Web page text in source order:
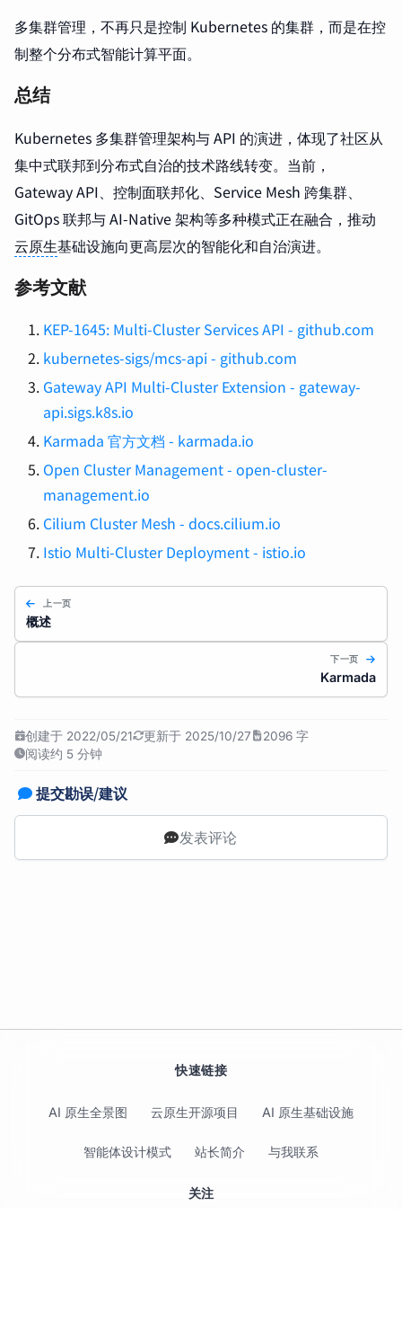
多集群管理，不再只是控制 Kubernetes 的集群，而是在控
制整个分布式智能计算平面。
总结
Kubernetes 多集群管理架构与 API 的演进，体现了社区从
集中式联邦到分布式自治的技术路线转变。当前，
Gateway API、控制面联邦化、Service Mesh 跨集群、
GitOps 联邦与 AI-Native 架构等多种模式正在融合，推动
云原生基础设施向更高层次的智能化和自治演进。
参考文献
KEP-1645: Multi-Cluster Services API - github.com
kubernetes-sigs/mcs-api - github.com
Gateway API Multi-Cluster Extension - gateway-
api.sigs.k8s.io
Karmada 官方文档 - karmada.io
Open Cluster Management - open-cluster-
management.io
Cilium Cluster Mesh - docs.cilium.io
Istio Multi-Cluster Deployment - istio.io
上一页
概述
下一页
Karmada
创建于 2022/05/21 更新于 2025/10/27
2096 字
阅读约 5 分钟
提交勘误/建议
发表评论
快速链接
AI 原生全景图 云原生开源项目 AI 原生基础设施
智能体设计模式 站长简介 与我联系
关注